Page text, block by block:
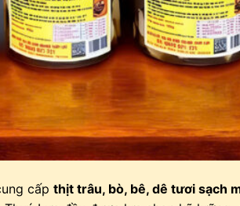
cấp thịt trâu, bò, bê, dê tươi sạch